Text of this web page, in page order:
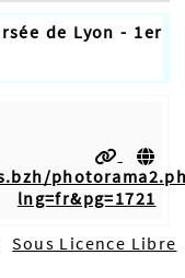
de Lyon - 1er
lng=fr&pg=1721
Sous Licence Libre